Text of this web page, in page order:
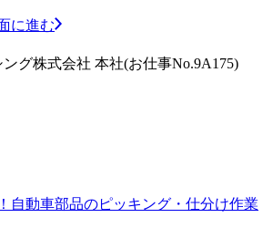
に進む
グ株式会社 本社(お仕事No.9A175)
自動車部品のピッキング・仕分け作業